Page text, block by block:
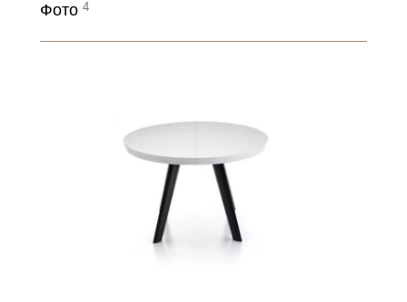
Фото 4